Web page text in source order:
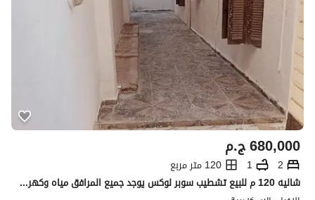
ج.م680,000
2
1
120 متر مربع
شاليه 120 م للبيع تشطيب سوبر لوكس يوجد جميع المرافق مياه وكهرباء 2 نوم ريسبشن قطعتين مطبخ حمام ترأس جنينه بالإسكندرية العجمي الكيلو21 بشاطئ النخيل تالت نمره من البحر بموقع متميز جدا